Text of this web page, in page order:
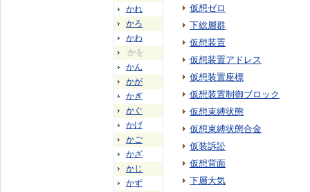
かれ
かろ
かわ
かを
かん
かが
かぎ
かぐ
かげ
かご
かざ
かじ
かず
仮想ゼロ
下総層群
仮想装置
仮想装置アドレス
仮想装置座標
仮想装置制御ブロック
仮想束縛状態
仮想束縛状態合金
仮装訴訟
仮想背面
下層大気